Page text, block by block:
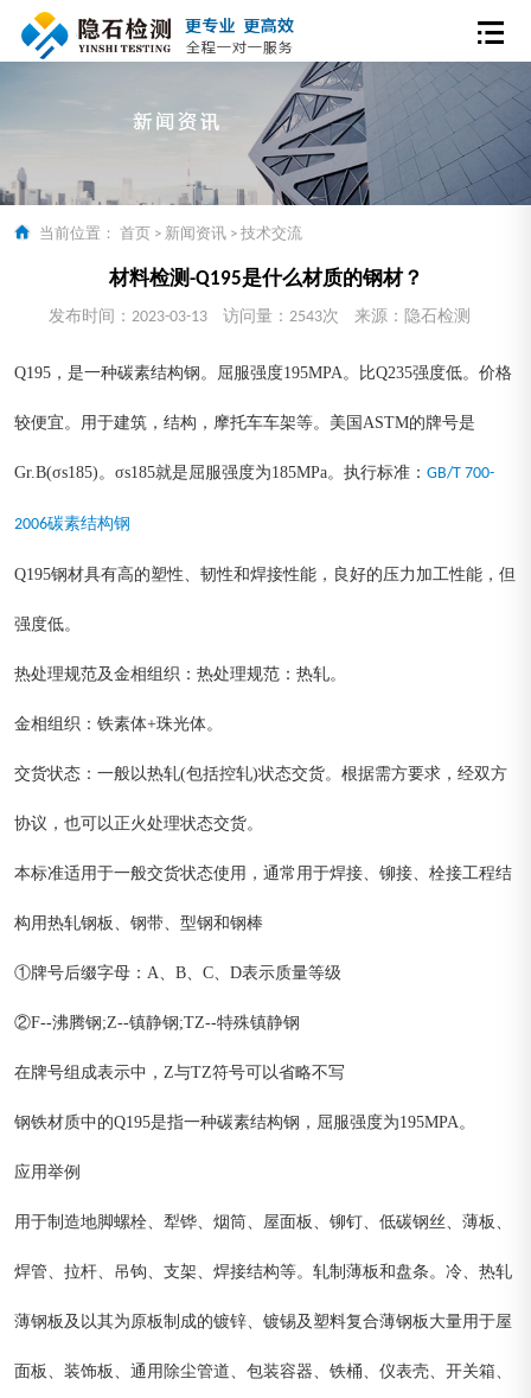
当前位置： 首页 > 新闻资讯 > 技术交流
材料检测-Q195是什么材质的钢材？
发布时间：2023-03-13 访问量：2543次 来源：隐石检测
Q195，是一种碳素结构钢。屈服强度195MPA。比Q235强度低。价格
较便宜。用于建筑，结构，摩托车车架等。美国ASTM的牌号是
Gr.B(σs185)。σs185就是屈服强度为185MPa。执行标准： GB/T 700-
2006碳素结构钢
Q195钢材具有高的塑性、韧性和焊接性能，良好的压力加工性能，但
强度低。
热处理规范及金相组织：热处理规范：热轧。
金相组织：铁素体+珠光体。
交货状态：一般以热轧(包括控轧)状态交货。根据需方要求，经双方
协议，也可以正火处理状态交货。
本标准适用于一般交货状态使用，通常用于焊接、铆接、栓接工程结
构用热轧钢板、钢带、型钢和钢棒
①牌号后缀字母：A、B、C、D表示质量等级
②F--沸腾钢;Z--镇静钢;TZ--特殊镇静钢
在牌号组成表示中，Z与TZ符号可以省略不写
钢铁材质中的Q195是指一种碳素结构钢，屈服强度为195MPA。
应用举例
用于制造地脚螺栓、犁铧、烟筒、屋面板、铆钉、低碳钢丝、薄板、
焊管、拉杆、吊钩、支架、焊接结构等。轧制薄板和盘条。冷、热轧
薄钢板及以其为原板制成的镀锌、镀锡及塑料复合薄钢板大量用于屋
面板、装饰板、通用除尘管道、包装容器、铁桶、仪表壳、开关箱、